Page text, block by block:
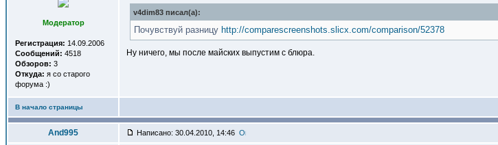
Модератор
Регистрация: 14.09.2006
Сообщений: 4518
Обзоров: 3
Откуда: я со старого
форума :)
v4dim83 писал(a):
Почувствуй разницу http://comparescreenshots.slicx.com/comparison/52378
Ну ничего, мы после майских выпустим с блюра.
В начало страницы
And995 Написано: 30.04.2010, 14:46